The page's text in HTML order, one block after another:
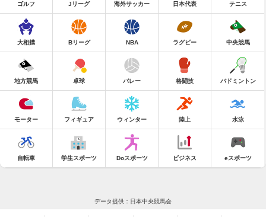
ゴルフ Jリーグ 海外サッカー 日本代表 テニス
大相撲 Bリーグ NBA ラグビー 中央競馬
地方競馬 卓球 バレー 格闘技 バドミントン
モーター フィギュア ウィンター 陸上 水泳
自転車 学生スポーツ Doスポーツ ビジネス eスポーツ
データ提供：日本中央競馬会